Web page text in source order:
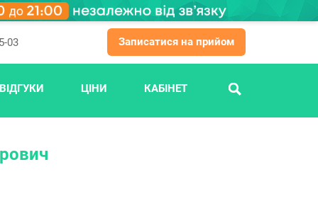
ПОШУК
03 Записатися на прийом
ВІДГУКИ ЦІНИ КАБІНЕТ